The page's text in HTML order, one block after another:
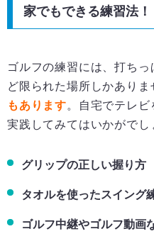
家でもできる練習法！
ゴルフの練習には、打ち
ど限られた場所しかありま
もあります。自宅でテレビ
実践してみてはいかがでし
グリップの正しい握り方
タオルを使ったスイング
ゴルフ中継やゴルフ動画